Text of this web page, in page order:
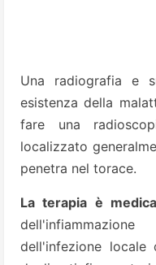
Una radiografia e
esistenza della
fare una
localizzato
penetra nel torace.
La terapia è
dell'infezione locale